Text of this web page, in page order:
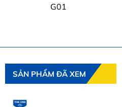
G01
SẢN PHẨM ĐÃ XEM